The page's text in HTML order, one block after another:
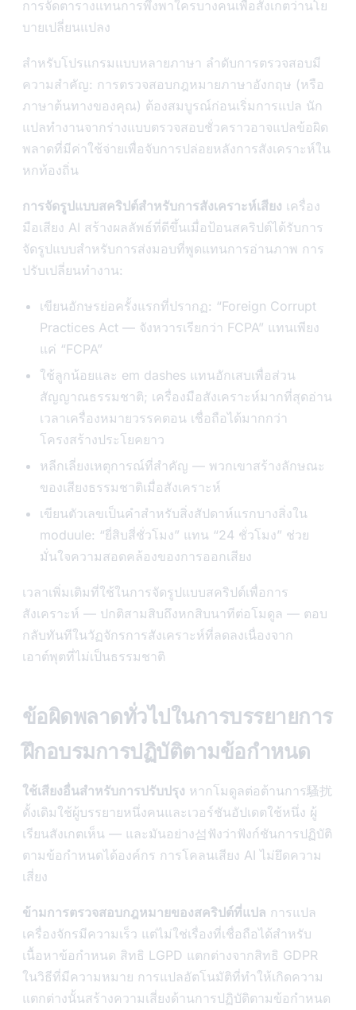
การจัดตารางแทนการพึ่งพาใครบางคนเพื่อสังเกตว่านโย
บายเปลี่ยนแปลง
สำหรับโปรแกรมแบบหลายภาษา ลำดับการตรวจสอบมี
ความสำคัญ: การตรวจสอบกฎหมายภาษาอังกฤษ (หรือ
ภาษาต้นทางของคุณ) ต้องสมบูรณ์ก่อนเริ่มการแปล นัก
แปลทำงานจากร่างแบบตรวจสอบชั่วคราวอาจแปลข้อผิด
พลาดที่มีค่าใช้จ่ายเพื่อจับการปล่อยหลังการสังเคราะห์ใน
หกท้องถิ่น
การจัดรูปแบบสคริปต์สำหรับการสังเคราะห์เสียง เครื่อง
มือเสียง AI สร้างผลลัพธ์ที่ดีขึ้นเมื่อป้อนสคริปต์ได้รับการ
จัดรูปแบบสำหรับการส่งมอบที่พูดแทนการอ่านภาพ การ
ปรับเปลี่ยนทำงาน:
เขียนอักษรย่อครั้งแรกที่ปรากฏ: “Foreign Corrupt
Practices Act — จังหวารเรียกว่า FCPA” แทนเพียง
แค่ “FCPA”
ใช้ลูกน้อยและ em dashes แทนอักเสบเพื่อส่วน
สัญญาณธรรมชาติ; เครื่องมือสังเคราะห์มากที่สุดอ่าน
เวลาเครื่องหมายวรรคตอน เชื่อถือได้มากกว่า
โครงสร้างประโยคยาว
หลีกเลี่ยงเหตุการณ์ที่สำคัญ — พวกเขาสร้างลักษณะ
ของเสียงธรรมชาติเมื่อสังเคราะห์
เขียนตัวเลขเป็นคำสำหรับสิ่งสัปดาห์แรกบางสิ่งใน
moduule: “ยี่สิบสี่ชั่วโมง” แทน “24 ชั่วโมง” ช่วย
มั่นใจความสอดคล้องของการออกเสียง
เวลาเพิ่มเติมที่ใช้ในการจัดรูปแบบสคริปต์เพื่อการ
สังเคราะห์ — ปกติสามสิบถึงหกสิบนาทีต่อโมดูล — ตอบ
กลับทันทีในวัฏจักรการสังเคราะห์ที่ลดลงเนื่องจาก
เอาต์พุตที่ไม่เป็นธรรมชาติ
ข้อผิดพลาดทั่วไปในการบรรยายการ
ฝึกอบรมการปฏิบัติตามข้อกำหนด
ใช้เสียงอื่นสำหรับการปรับปรุง หากโมดูลต่อต้านการ騷扰
ดั้งเดิมใช้ผู้บรรยายหนึ่งคนและเวอร์ชันอัปเดตใช้หนึ่ง ผู้
เรียนสังเกตเห็น — และมันอย่าง섬ฟังว่าฟังก์ชันการปฏิบัติ
ตามข้อกำหนดได้องค์กร การโคลนเสียง AI ไม่ยึดความ
เสี่ยง
ข้ามการตรวจสอบกฎหมายของสคริปต์ที่แปล การแปล
เครื่องจักรมีความเร็ว แต่ไม่ใช่เรื่องที่เชื่อถือได้สำหรับ
เนื้อหาข้อกำหนด สิทธิ LGPD แตกต่างจากสิทธิ GDPR
ในวิธีที่มีความหมาย การแปลอัตโนมัติที่ทำให้เกิดความ
แตกต่างนั้นสร้างความเสี่ยงด้านการปฏิบัติตามข้อกำหนด